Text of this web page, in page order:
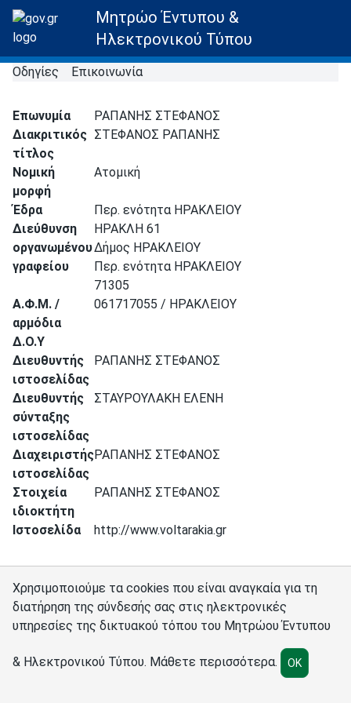
Μητρώο Έντυπου &
Ηλεκτρονικού Τύπου
Οδηγίες Επικοινωνία
Επωνυμία
ΡΑΠΑΝΗΣ ΣΤΕΦΑΝΟΣ
Διακριτικός
τίτλος
ΣΤΕΦΑΝΟΣ ΡΑΠΑΝΗΣ
Νομική
μορφή
Ατομική
Έδρα
Περ. ενότητα ΗΡΑΚΛΕΙΟΥ
Διεύθυνση
οργανωμένου
γραφείου
ΗΡΑΚΛΗ 61
Δήμος ΗΡΑΚΛΕΙΟΥ
Περ. ενότητα ΗΡΑΚΛΕΙΟΥ
71305
Α.Φ.Μ. /
αρμόδια
Δ.Ο.Υ
061717055 / ΗΡΑΚΛΕΙΟΥ
Διευθυντής
ιστοσελίδας
ΡΑΠΑΝΗΣ ΣΤΕΦΑΝΟΣ
Διευθυντής
σύνταξης
ιστοσελίδας
ΣΤΑΥΡΟΥΛΑΚΗ ΕΛΕΝΗ
Διαχειριστής
ιστοσελίδας
ΡΑΠΑΝΗΣ ΣΤΕΦΑΝΟΣ
Στοιχεία
ιδιοκτήτη
ΡΑΠΑΝΗΣ ΣΤΕΦΑΝΟΣ
Ιστοσελίδα http://www.voltarakia.gr
Ρυθμίσεις cookies
Χρησιμοποιούμε τα cookies που είναι αναγκαία για τη
διατήρηση της σύνδεσής σας στις ηλεκτρονικές
υπηρεσίες της δικτυακού τόπου του Μητρώου Έντυπου
& Ηλεκτρονικού Τύπου. Μάθετε περισσότερα. OK